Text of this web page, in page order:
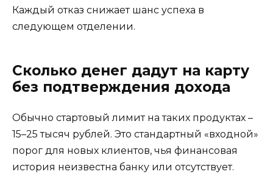
Каждый отказ снижает шанс успеха в
следующем отделении.
Сколько денег дадут на карту
без подтверждения дохода
Обычно стартовый лимит на таких продуктах –
15–25 тысяч рублей. Это стандартный «входной»
порог для новых клиентов, чья финансовая
история неизвестна банку или отсутствует.